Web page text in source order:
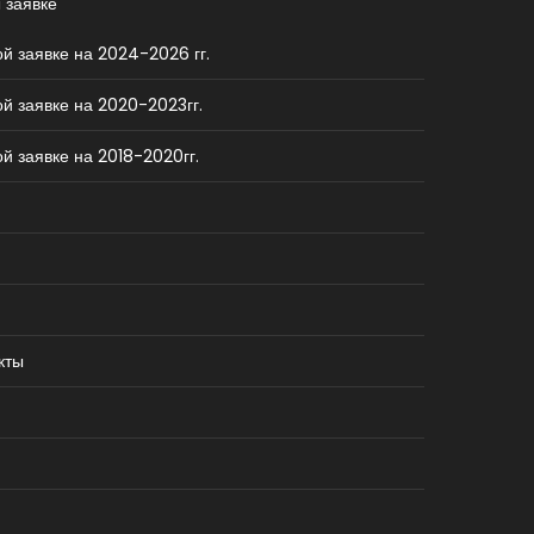
заявке на 2024-2026 гг.
заявке на 2020-2023гг.
заявке на 2018-2020гг.